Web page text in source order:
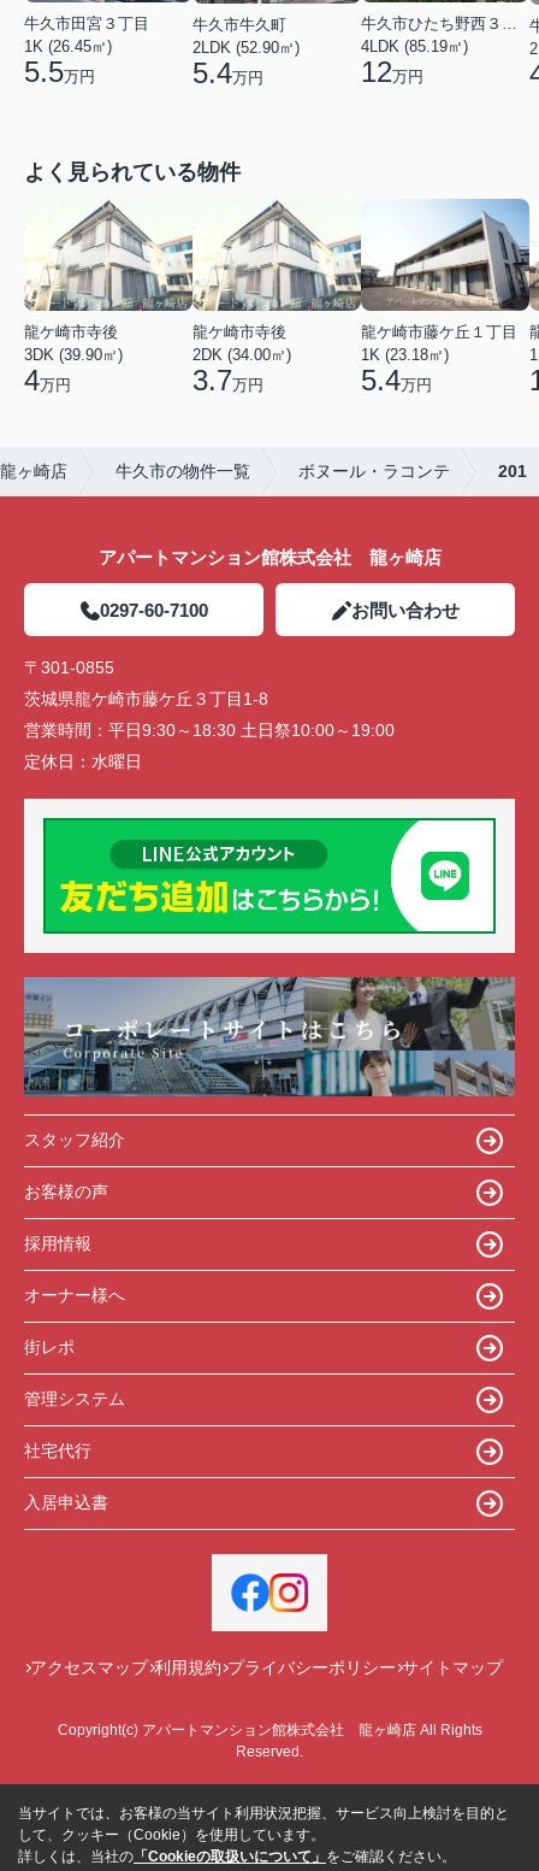
牛久市田宮３丁目
1K (26.45㎡)
5.5万円
牛久市牛久町
2LDK (52.90㎡)
5.4万円
牛久市ひたち野西３丁目
4LDK (85.19㎡)
12万円
よく見られている物件
龍ケ崎市寺後
3DK (39.90㎡)
4万円
龍ケ崎市寺後
2DK (34.00㎡)
3.7万円
龍ケ崎市藤ケ丘１丁目
1K (23.18㎡)
5.4万円
ヶ崎店 牛久市の物件一覧 ボヌール・ラコンテ 201
アパートマンション館株式会社 龍ヶ崎店
0297-60-7100 お問い合わせ
〒301-0855
茨城県龍ケ崎市藤ケ丘３丁目1-8
営業時間： 平日9:30～18:30 土日祭10:00～19:00
定休日： 水曜日
スタッフ紹介
お客様の声
採用情報
オーナー様へ
街レポ
管理システム
社宅代行
入居申込書
アクセスマップ 利用規約 プライバシーポリシー サイトマップ
Copyright(c) アパートマンション館株式会社 龍ヶ崎店 All Rights
Reserved.
当サイトでは、お客様の当サイト利用状況把握、サービス向上検討を目的と
して、クッキー（Cookie）を使用しています。
詳しくは、当社の 「Cookieの取扱いについて」 をご確認ください。